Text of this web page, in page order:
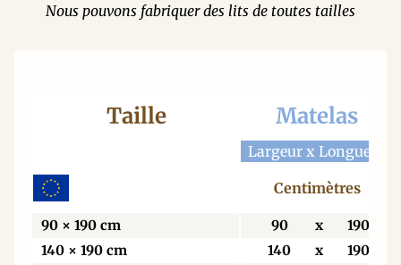
Nous pouvons fabriquer des lits de toutes tailles
Taille Matelas
Largeur x Longueur
Centimètres
90 × 190 cm 90 x
190
140 × 190 cm
140 x
190